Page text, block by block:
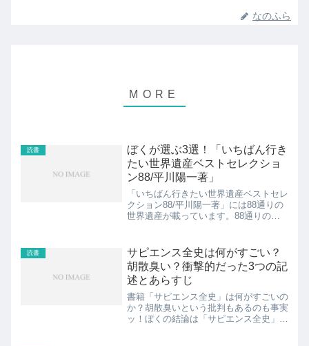
なのふら
読書
ぼくが選ぶ3選！「いちばん行き
たい世界遺産ベストセレクショ
ン88/平川陽一著」
「いちばん行きたい世界遺産ベストセレ
クション88/平川陽一著」には88通りの
世界遺産が載っています。88通りの世
んでみました。ちなみにぼくは日本を出
たことがありません。...
読書
サピエンス全史は何がすごい？
胡散臭い？衝撃的だった3つの記
述とあらすじ
書籍「サピエンス全史」は何がすごいの
か？胡散臭いという批判もあるのも事実
ッ！ぼくの結論は「サピエンス全史」は